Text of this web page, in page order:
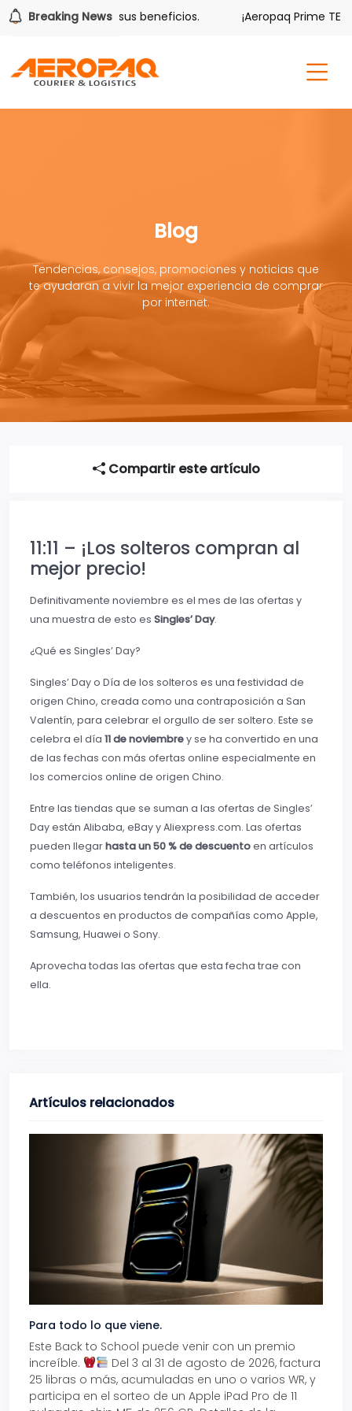
Breaking News
también tiene sus beneficios. ¡Aeropaq Prime TE DA
Blog
Tendencias, consejos, promociones y noticias que
te ayudaran a vivir la mejor experiencia de comprar
por internet.
Compartir este artículo
11:11 – ¡Los solteros compran al
mejor precio!
Definitivamente noviembre es el mes de las ofertas y
una muestra de esto es Singles’ Day.
¿Qué es Singles’ Day?
Singles’ Day o Día de los solteros es una festividad de
origen Chino, creada como una contraposición a San
Valentín, para celebrar el orgullo de ser soltero. Este se
celebra el día 11 de noviembrey se ha convertido en una
de las fechas con más ofertas online especialmente en
los comercios online de origen Chino.
Entre las tiendas que se suman a las ofertas de Singles’
Day están Alibaba, eBay y Aliexpress.com. Las ofertas
pueden llegarhasta un 50 % de descuentoen artículos
como teléfonos inteligentes.
También, los usuarios tendrán la posibilidad de acceder
a descuentos en productos de compañías como Apple,
Samsung, Huawei o Sony.
Aprovecha todas las ofertas que esta fecha trae con
ella.
Artículos relacionados
Para todo lo que viene.
Este Back to School puede venir con un premio
increíble.
Del 3 al 31 de agosto de 2026, factura
25 libras o más, acumuladas en uno o varios WR, y
participa en el sorteo de un Apple iPad Pro de 11